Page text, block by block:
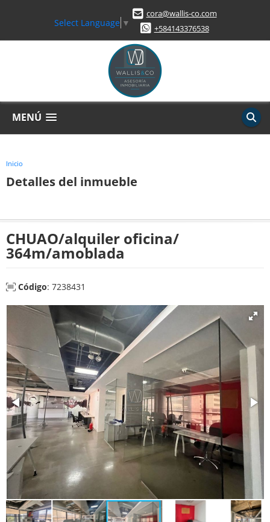
Select Language ▼
cora@wallis-co.com
+584143376538
MENÚ
Inicio
Detalles del inmueble
CHUAO/alquiler oficina/
364m/amoblada
Código: 7238431